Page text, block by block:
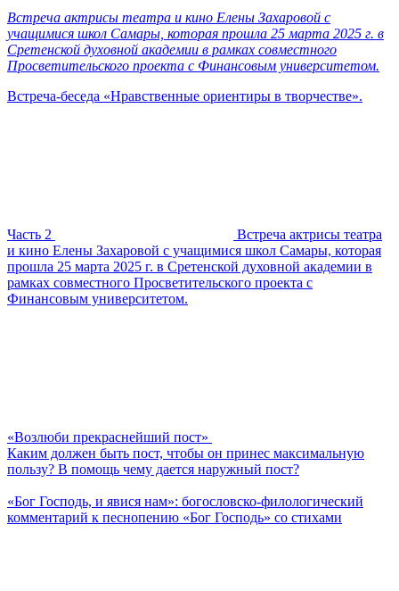
Встреча актрисы театра и кино Елены Захаровой с
учащимися школ Самары, которая прошла 25 марта 2025 г. в
Сретенской духовной академии в рамках совместного
Просветительского проекта с Финансовым университетом.
Встреча-беседа «Нравственные ориентиры в творчестве».
Часть 2
Встреча актрисы театра
и кино Елены Захаровой с учащимися школ Самары, которая
прошла 25 марта 2025 г. в Сретенской духовной академии в
рамках совместного Просветительского проекта с
Финансовым университетом.
«Возлюби прекраснейший пост»
Каким должен быть пост, чтобы он принес максимальную
пользу? В помощь чему дается наружный пост?
«Бог Господь, и явися нам»: богословско-филологический
комментарий к песнопению «Бог Господь» со стихами